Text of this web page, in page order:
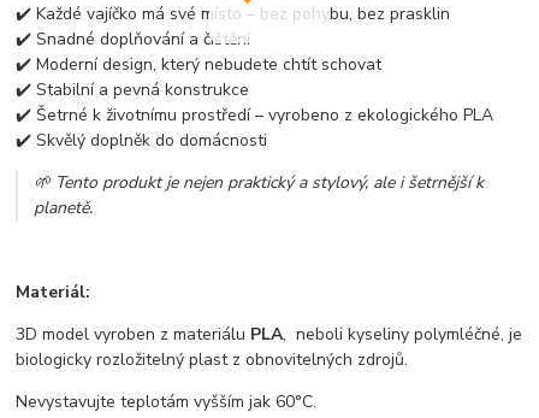
✔️ Každé vajíčko má své místo – bez pohybu, bez prasklin
✔️ Snadné doplňování a čištění
✔️ Moderní design, který nebudete chtít schovat
✔️ Stabilní a pevná konstrukce
✔️ Šetrné k životnímu prostředí – vyrobeno z ekologického PLA
✔️ Skvělý doplněk do domácnosti
🌱 Tento produkt je nejen praktický a stylový, ale i šetrnější k
planetě.
Materiál:
3D model vyroben z materiálu PLA, neboli kyseliny polymléčné, je
biologicky rozložitelný plast z obnovitelných zdrojů.
Nevystavujte teplotám vyšším jak 60°C.